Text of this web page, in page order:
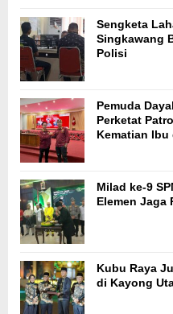
Sengketa
Singkawang
Polisi
Pemuda
Perketat
Kematian Ibu
Milad ke-9
Elemen Jaga
Kubu Raya
di Kayong